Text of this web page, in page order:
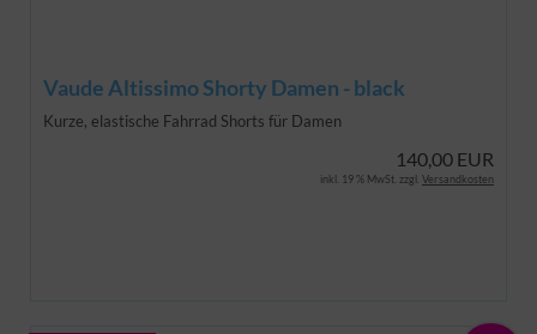
Vaude Altissimo Shorty Damen - black
Kurze, elastische Fahrrad Shorts für Damen
140,00 EUR
inkl. 19 % MwSt. zzgl. Versandkosten